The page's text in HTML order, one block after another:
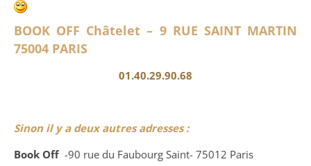
BOOK OFF Châtelet – 9 RUE SAINT MARTIN
75004 PARIS
01.40.29.90.68
Sinon il y a deux autres adresses :
Book Off-90 rue du Faubourg Saint- 75012 Paris